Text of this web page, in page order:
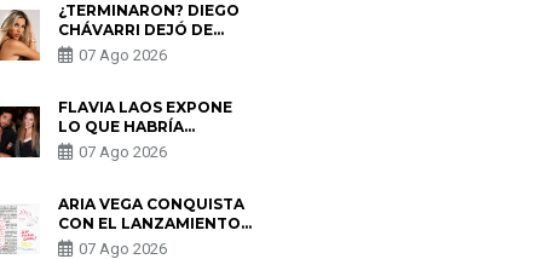
¿TERMINARON? DIEGO
CHÁVARRI DEJÓ DE
SEGUIR A GABRIELA
HERRERA Y ANUNCIA SU
07 Ago 2026
FLAVIA LAOS EXPONE
LO QUE HABRÍA
BUSCADO PABLO
HEREDIA CON ALE
PARTES QUERÍA EL
REMEMBER”
07 Ago 2026
ARIA VEGA CONQUISTA
CON EL LANZAMIENTO
DE “TOTOTO (+4)”
07 Ago 2026